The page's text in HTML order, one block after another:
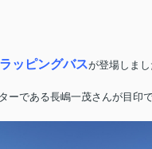
ラッピングバスが登場しまし
ーである長嶋一茂さんが目印で